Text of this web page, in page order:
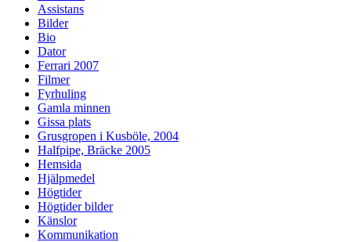
Assistans
Bilder
Bio
Dator
Ferrari 2007
Filmer
Fyrhuling
Gamla minnen
Gissa plats
Grusgropen i Kusböle, 2004
Halfpipe, Bräcke 2005
Hemsida
Hjälpmedel
Högtider
Högtider bilder
Känslor
Kommunikation